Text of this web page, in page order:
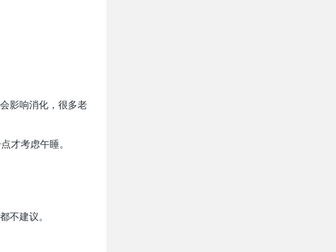
影响消化，很多老
才考虑午睡。
不建议。